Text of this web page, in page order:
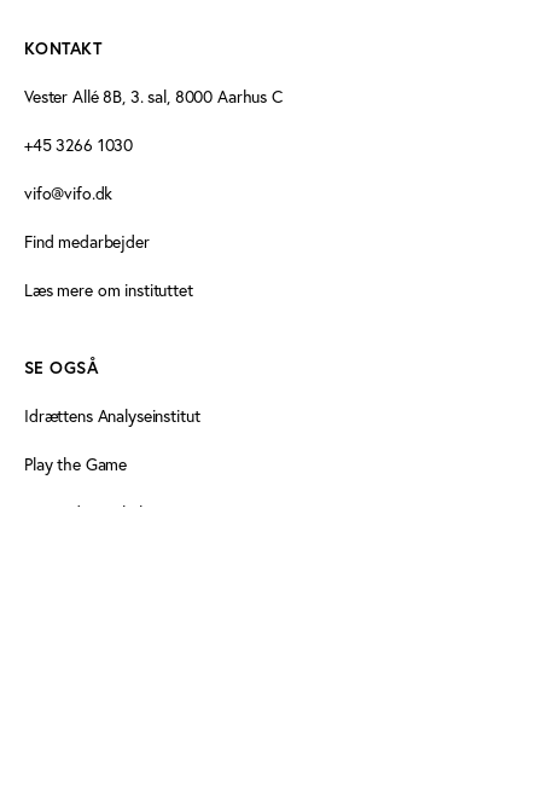
KONTAKT
Vester Allé 8B, 3. sal, 8000 Aarhus C
+45 3266 1030
vifo@vifo.dk
Find medarbejder
Læs mere om instituttet
SE OGSÅ
Idrættens Analyseinstitut
Play the Game
Persondatapolitik